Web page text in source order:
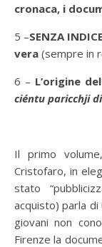
cronaca, i
5 –SENZA
vera (sempre in
6 – L’origine
ciéntu paricchji
Il primo
Cristofaro, in
stato
acquisto) parla
giovani non
Firenze la